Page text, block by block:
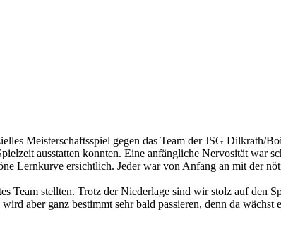
Meisterschaftsspiel gegen das Team der JSG Dilkrath/
ausstatten konnten. Eine anfängliche Nervosität war
Lernkurve ersichtlich. Jeder war von Anfang an mit der
stellten. Trotz der Niederlage sind wir stolz auf den
aber ganz bestimmt sehr bald passieren, denn da wächst